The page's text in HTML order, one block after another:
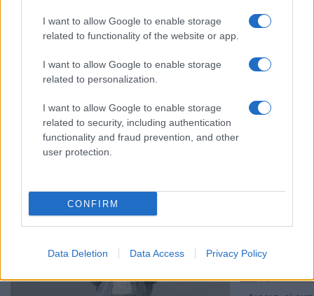
I want to allow Google to enable storage
related to functionality of the website or app.
I want to allow Google to enable storage
related to personalization.
I want to allow Google to enable storage
related to security, including authentication
functionality and fraud prevention, and other
user protection.
CONFIRM
Data Deletion Data Access Privacy Policy
ΑΞΙΟΛΟΓΗΣΗ
ΑΞΙΟΛΟΓΗΣΗ ΕΚΠΑΙΔΕΥΤΙΚΩΝ
ΔΙΑΒΑΣΤΕ ΑΚΟΜΑ